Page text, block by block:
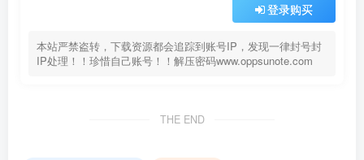
登录购买
本站严禁盗转，下载资源都会追踪到账号IP，发现一律封号封
IP处理！！珍惜自己账号！！解压密码www.oppsunote.com
THE END